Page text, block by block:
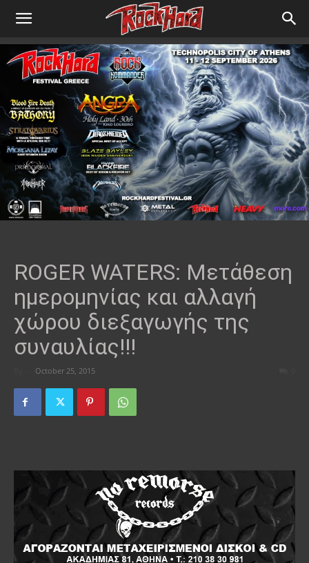
ROGER WATERS: Μετάθεση
ημερομηνίας και αλλαγή
χώρου διεξαγωγής της
συναυλίας!!!
October 25, 2015